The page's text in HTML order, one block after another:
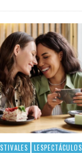
LESPECTÁCULOS